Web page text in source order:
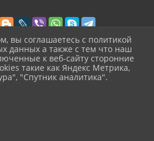
данных
вы соглашаетесь с политикой
данных а также с тем что наш
к веб-сайту сторонние
такие как Яндекс Метрика,
"Спутник аналитика".